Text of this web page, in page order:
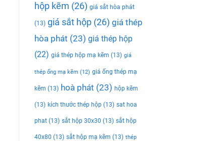
hộp kẽm (26) giá sắt hòa phát
(13) giá sắt hộp(26) giá thép
hòa phát (23) giá thép hộp
(22) giá thép hộp mạ kẽm (13) giá
thép ống mạ kẽm (12) giá ống thép mạ
kẽm (13) hoà phát (23) hộp kẽm
(13) kích thước thép hộp(13) sat hoa
phat(13) sắt hộp 30x30 (13) sắt hộp
40x80 (13) sắt hộp mạ kẽm (13) thép